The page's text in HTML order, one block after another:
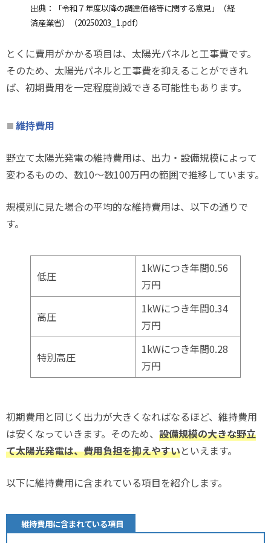
出典：「令和７年度以降の調達価格等に関する意見」（経
済産業省）（20250203_1.pdf）
とくに費用がかかる項目は、太陽光パネルと工事費です。
そのため、太陽光パネルと工事費を抑えることができれ
ば、初期費用を一定程度削減できる可能性もあります。
維持費用
野立て太陽光発電の維持費用は、出力・設備規模によって
変わるものの、数10～数100万円の範囲で推移しています。
規模別に見た場合の平均的な維持費用は、以下の通りで
す。
低圧
1kWにつき年間0.56
万円
高圧
1kWにつき年間0.34
万円
特別高圧
1kWにつき年間0.28
万円
初期費用と同じく出力が大きくなればなるほど、維持費用
は安くなっていきます。そのため、 設備規模の大きな野立
て太陽光発電は、費用負担を抑えやすいといえます。
以下に維持費用に含まれている項目を紹介します。
維持費用に含まれている項目